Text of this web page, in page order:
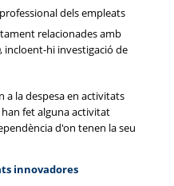
dels empleats
relacionades amb
incloent-hi investigació de
a la despesa en activitats
fet alguna activitat
d'on tenen la seu
innovadores